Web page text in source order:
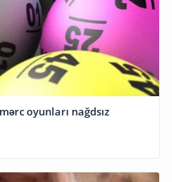
oyunları nağdsız